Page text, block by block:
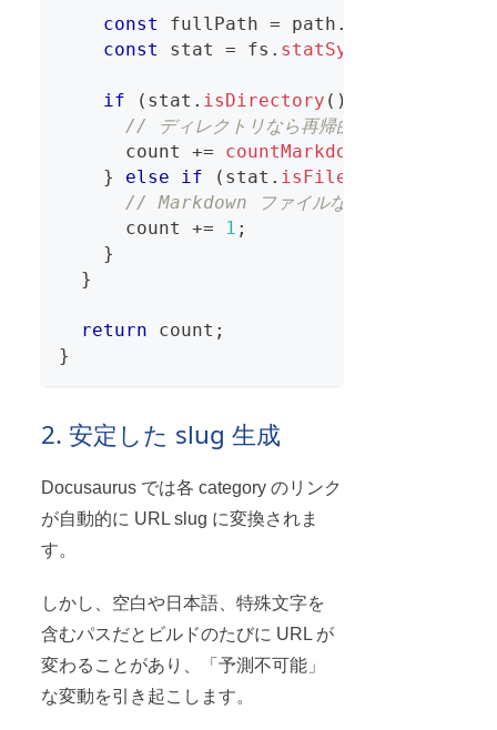
const fullPath = path .
const
stat = fs . statSync
if ( stat . isDirectory ( )
// ディレクトリなら再帰的に中の
      count
+= countMarkdownFiles
}
else if ( stat . isFile
// Markdown ファイルならカウントを増や
      count
+= 1 ;
}
}
return count ;
}
2. 安定した slug 生成
Docusaurus では各 category のリンク
が自動的に URL slug に変換されま
す。
しかし、空白や日本語、特殊文字を
含むパスだとビルドのたびに URL が
変わることがあり、「予測不可能」
な変動を引き起こします。